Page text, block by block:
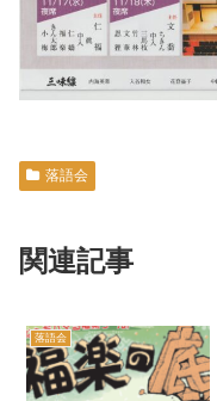
落語会
関連記事
落語会